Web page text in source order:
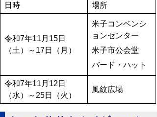
日時 場所
令和7年11月15日
（土）～17日（月）
米子コンベンシ
ョンセンター
米子市公会堂
バード・ハット
令和7年11月12日
（水）～25日（火）
風紋広場